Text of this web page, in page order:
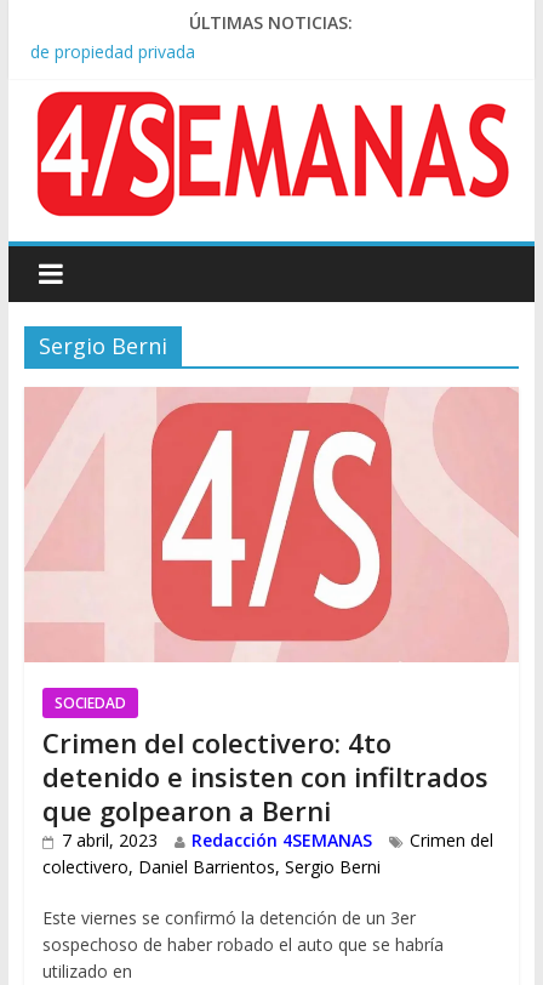
ÚLTIMAS NOTICIAS:
Kicillof asistió a San Cayetano y criticó al Gobierno por la ley
de propiedad privada
afectar la salud mental de niños
Represión frente al Congreso: tres detenidos durante la
protesta contra la Ley de Propiedad Privada
Sturzenegger defendió la Ley de Tierras y lamentó el retiro
del capítulo de extranjerización
apuntó: “Vino un poco endiablada”
Sergio Berni
SOCIEDAD
Crimen del colectivero: 4to
detenido e insisten con infiltrados
que golpearon a Berni
7 abril, 2023 Redacción 4SEMANAS
Crimen del
colectivero, Daniel Barrientos, Sergio Berni
Este viernes se confirmó la detención de un 3er
sospechoso de haber robado el auto que se habría
utilizado en